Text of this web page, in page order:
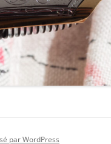
par WordPress